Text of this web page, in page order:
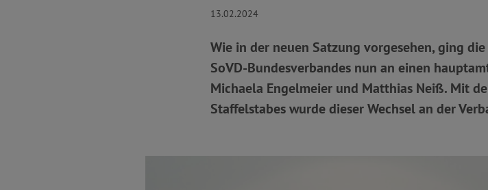
13.02.2024
Wie in der neuen Satzung vorgesehen, ging
SoVD-Bundesverbandes nun an einen
Michaela Engelmeier und Matthias Neiß. Mit
Staffelstabes wurde dieser Wechsel an der